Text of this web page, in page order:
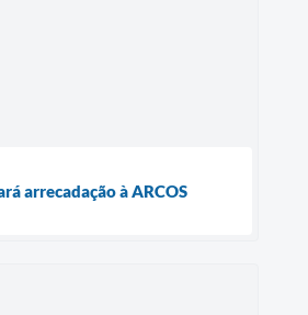
arrecadação à ARCOS